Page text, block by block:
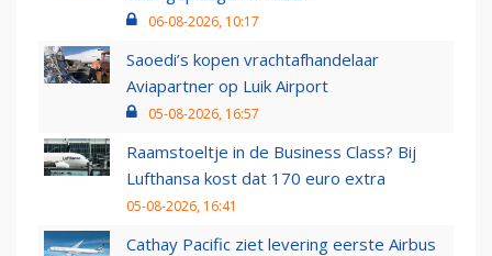
06-08-2026, 10:17
Saoedi’s kopen vrachtafhandelaar
Aviapartner op Luik Airport
05-08-2026, 16:57
Raamstoeltje in de Business Class? Bij
Lufthansa kost dat 170 euro extra
05-08-2026, 16:41
Cathay Pacific ziet levering eerste Airbus